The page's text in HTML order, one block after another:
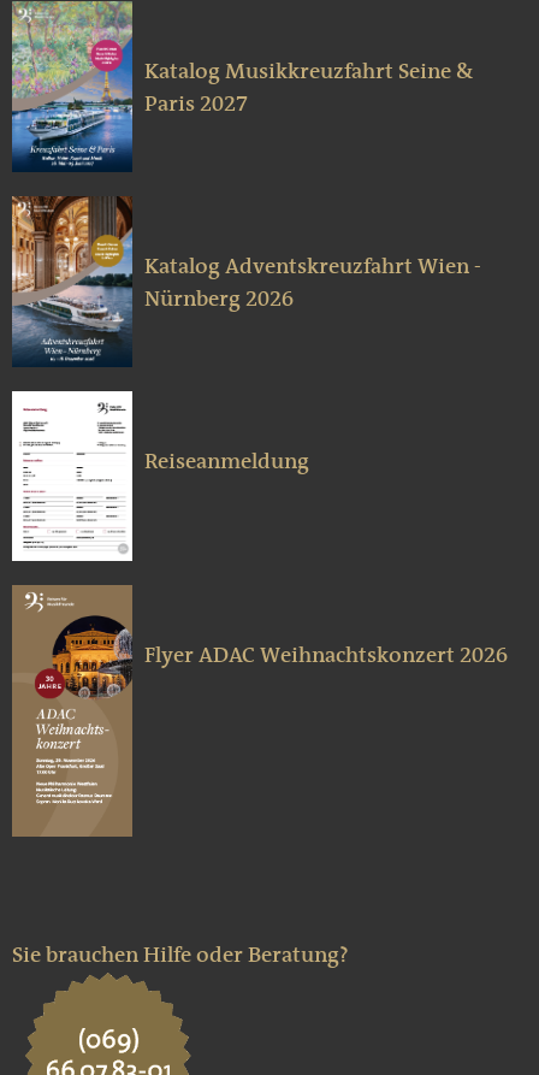
Katalog Musikkreuzfahrt Seine &
Paris 2027
Katalog Adventskreuzfahrt Wien -
Nürnberg 2026
Reiseanmeldung
Flyer ADAC Weihnachtskonzert 2026
Sie brauchen Hilfe oder Beratung?